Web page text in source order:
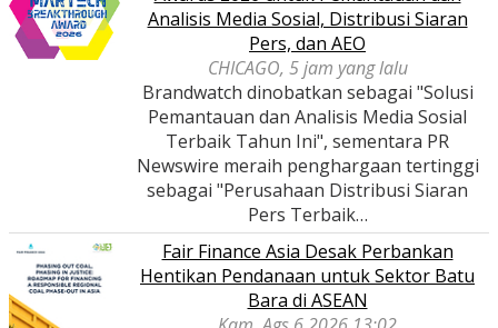
Analisis Media Sosial, Distribusi Siaran
Pers, dan AEO
CHICAGO, 5 jam yang lalu
Brandwatch dinobatkan sebagai "Solusi
Pemantauan dan Analisis Media Sosial
Terbaik Tahun Ini", sementara PR
Newswire meraih penghargaan tertinggi
sebagai "Perusahaan Distribusi Siaran
Pers Terbaik…
Fair Finance Asia Desak Perbankan
Hentikan Pendanaan untuk Sektor Batu
Bara di ASEAN